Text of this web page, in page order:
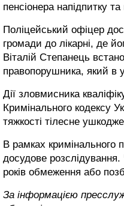
пенсіонера напідпитку
Поліцейський офіцер
громади до лікарні, де
Віталій Степанець
правопорушника, який в
Дії зловмисника
Кримінального кодексу
тяжкості тілесне
В рамках кримінального
досудове
років обмеження або
За інформацією